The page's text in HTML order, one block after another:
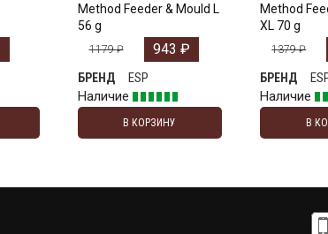
Method Feeder & Mould L
56 g
1179₽ 943 ₽
БРЕНД
ESP
Наличие
В КОРЗИНУ
Method
XL 70 g
1379₽
БРЕНД
Наличие
В